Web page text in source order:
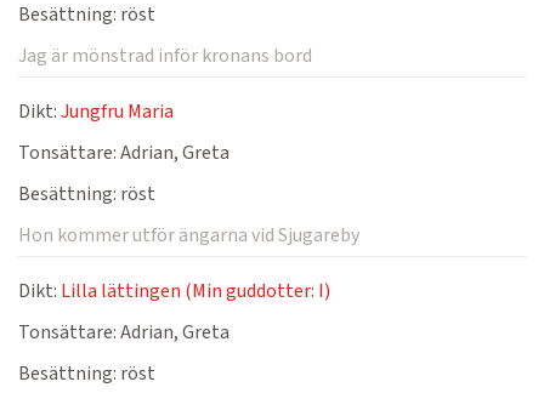
Besättning: röst
Jag är mönstrad inför kronans bord
Dikt:Jungfru Maria
Tonsättare:Adrian, Greta
Besättning: röst
Hon kommer utför ängarna vid Sjugareby
Dikt: Lilla lättingen (Min guddotter: I)
Tonsättare:Adrian, Greta
Besättning: röst